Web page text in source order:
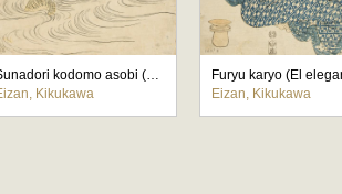
Sunadori kodomo asobi (Niños jugando a pescar)
Kikukawa
Eizan, Kikukawa